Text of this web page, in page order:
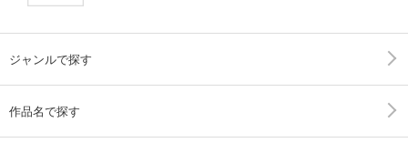
ジャンルで探す
作品名で探す